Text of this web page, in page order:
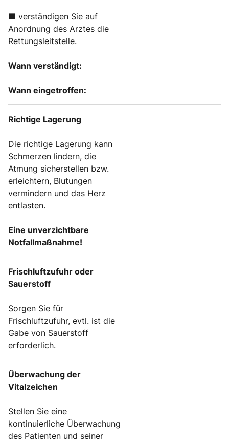
■ verständigen Sie auf
Anordnung des Arztes die
Rettungsleitstelle.
Wann verständigt:
Wann eingetroffen:
Richtige Lagerung
Die richtige Lagerung kann
Schmerzen lindern, die
Atmung sicherstellen bzw.
erleichtern, Blutungen
vermindern und das Herz
entlasten.
Eine unverzichtbare
Notfallmaßnahme!
Frischluftzufuhr oder
Sauerstoff
Sorgen Sie für
Frischluftzufuhr, evtl. ist die
Gabe von Sauerstoff
erforderlich.
Überwachung der
Vitalzeichen
Stellen Sie eine
kontinuierliche Überwachung
des Patienten und seiner